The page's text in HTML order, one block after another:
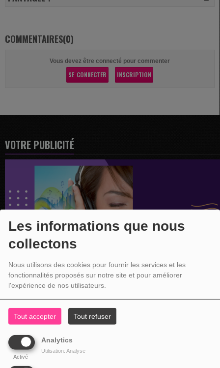
Les informations que nous
collectons
Nous utilisons des cookies pour fournir les services et les
fonctionnalités proposés sur notre site et pour améliorer
l'expérience de nos utilisateurs.
Tout accepter Tout refuser
Analytics
Activé
Utilisation: Analyse
COMMENTAIRES(0)
Vous devez être connecté pour commenter
SE CONNECTER INSCRIPTION
VOTRE PUBLICITÉ